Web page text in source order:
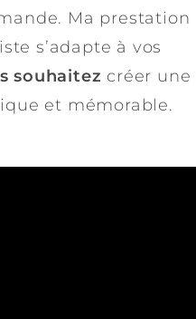
Ma prestation
s’adapte à vos
souhaitez créer une
et mémorable.